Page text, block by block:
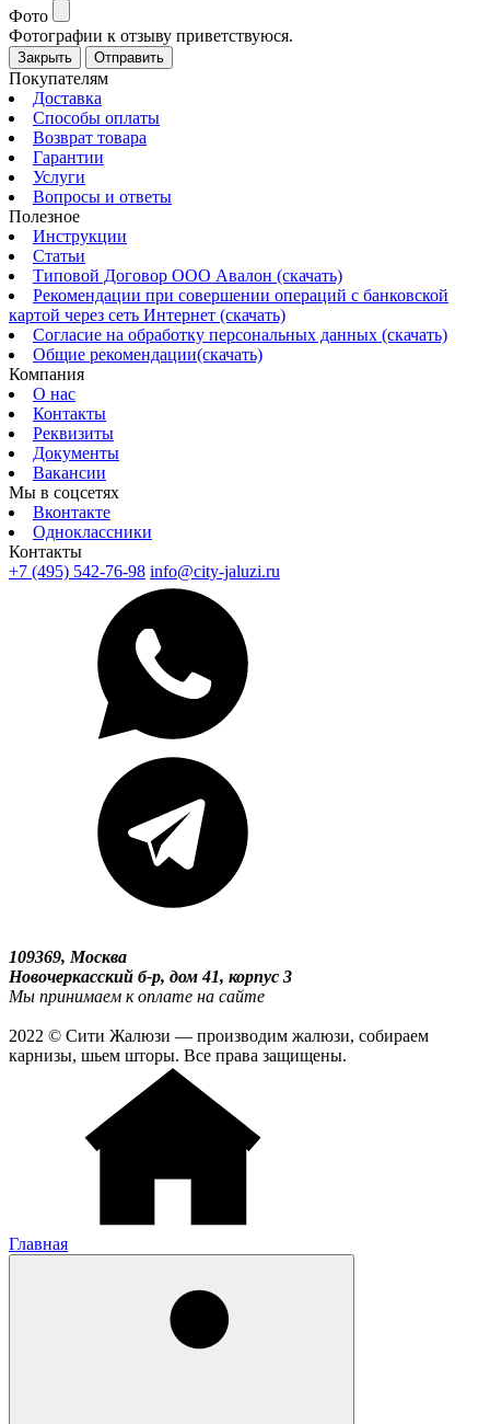
Фото
Фотографии к отзыву приветствуюся.
Закрыть Отправить
Покупателям
Доставка
Способы оплаты
Возврат товара
Гарантии
Услуги
Вопросы и ответы
Полезное
Инструкции
Статьи
Типовой Договор ООО Авалон (скачать)
Рекомендации при совершении операций с банковской
картой через сеть Интернет (скачать)
Согласие на обработку персональных данных (скачать)
Общие рекомендации(скачать)
Компания
О нас
Контакты
Реквизиты
Документы
Вакансии
Мы в соцсетях
Вконтакте
Одноклассники
Контакты
+7 (495) 542-76-98 info@city-jaluzi.ru
109369, Москва
Новочеркасский б-р, дом 41, корпус 3
Мы принимаем к оплате на сайте
2022 © Сити Жалюзи — производим жалюзи, собираем
карнизы, шьем шторы. Все права защищены.
Главная